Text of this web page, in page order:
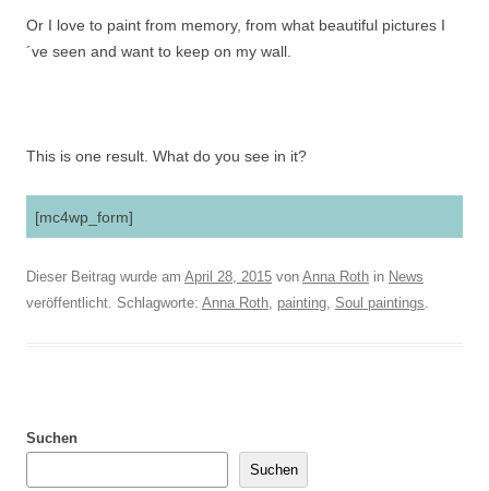
Or I love to paint from memory, from what beautiful pictures I
´ve seen and want to keep on my wall.
This is one result. What do you see in it?
[mc4wp_form]
Dieser Beitrag wurde am April 28, 2015 von Anna Roth in News
veröffentlicht. Schlagworte: Anna Roth, painting, Soul paintings.
Suchen
Suchen